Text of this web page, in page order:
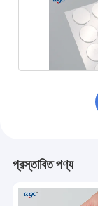
প্রস্তাবিত পণ্য